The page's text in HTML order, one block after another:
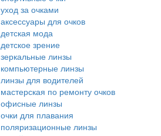
уход за очками
аксессуары для очков
детская мода
детское зрение
зеркальные линзы
компьютерные линзы
линзы для водителей
мастерская по ремонту очков
офисные линзы
очки для плавания
поляризационные линзы